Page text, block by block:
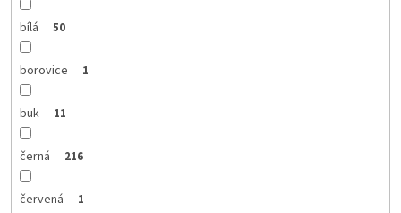
bílá 50
borovice 1
buk 11
černá 216
červená 1